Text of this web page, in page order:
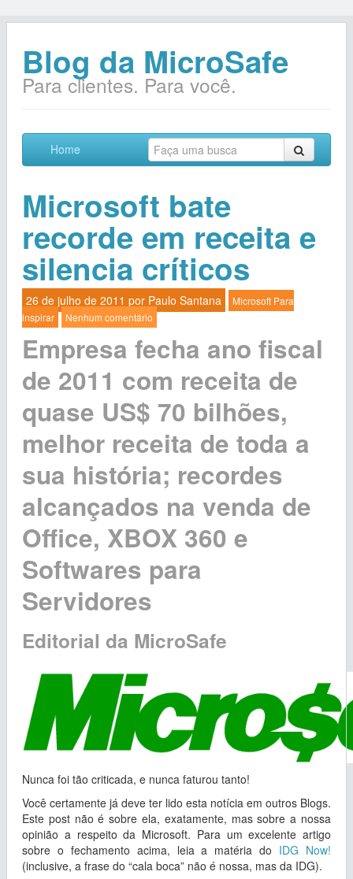
Blog da MicroSafe
Para clientes. Para você.
Home
Microsoft bate
recorde em receita e
silencia críticos
26 de julho de 2011 por Paulo Santana Microsoft Para
inspirar
Nenhum comentário
Empresa fecha ano fiscal
de 2011 com receita de
quase US$ 70 bilhões,
melhor receita de toda a
sua história; recordes
alcançados na venda de
Office, XBOX 360 e
Softwares para
Servidores
Editorial da MicroSafe
Nunca foi tão criticada, e nunca faturou tanto!
Você certamente já deve ter lido esta notícia em outros Blogs.
Este post não é sobre ela, exatamente, mas sobre a nossa
opinião a respeito da Microsoft. Para um excelente artigo
sobre o fechamento acima, leia a matéria do IDG Now!
(inclusive, a frase do “cala boca” não é nossa, mas da IDG).